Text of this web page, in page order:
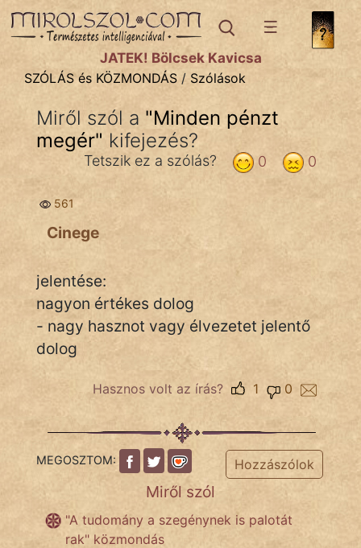
SZÓLÁS ÉS KÖZMONDÁStémák:
Bibliai
Közmondások
Szállóigék
Szóláscsoportok
Szólások
Tréfás
SZÓLÁS
PSZICHO
JÁTÉK! Bölcsek Kavicsa
SZÓLÁS és KÖZMONDÁS / Szólások
Miről szól a "Minden pénzt
megér" kifejezés?
0
0
Tetszik ez a szólás?
561
Cinege
jelentése:
nagyon értékes dolog
- nagy hasznot vagy élvezetet jelentő
dolog
Hasznos volt az írás? 0
1
MEGOSZTOM: Hozzászólok
Miről szól
"A tudomány a szegénynek is palotát
rak" közmondás